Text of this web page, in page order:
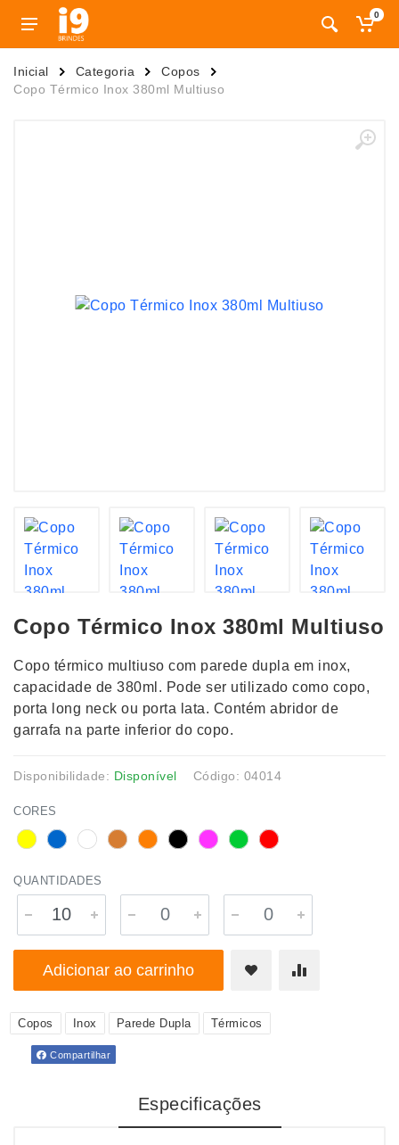
0
Inicial Categoria
Copos
Copo Térmico Inox 380ml Multiuso
Copo Térmico Inox 380ml Multiuso
Copo térmico multiuso com parede dupla em inox,
capacidade de 380ml. Pode ser utilizado como copo,
porta long neck ou porta lata. Contém abridor de
garrafa na parte inferior do copo.
Disponibilidade: Disponível Código: 04014
CORES
QUANTIDADES
Adicionar ao carrinho
Copos Inox Parede Dupla Térmicos
Compartilhar
Especificações